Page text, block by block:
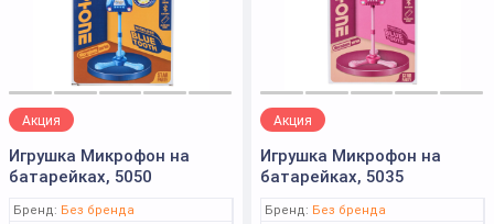
Акция
Игрушка Микрофон на
батарейках, 5050
Бренд: Без бренда
Акция
Игрушка Микрофон на
батарейках, 5035
Бренд: Без бренда